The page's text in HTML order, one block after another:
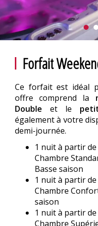
Forfait
Ce forfait est idéal
offre comprend la
Double et le
également à votre
demi-journée.
1 nuit à partir
Chambre
Basse saison
1 nuit à partir
Chambre
saison
1 nuit à partir
Chambre